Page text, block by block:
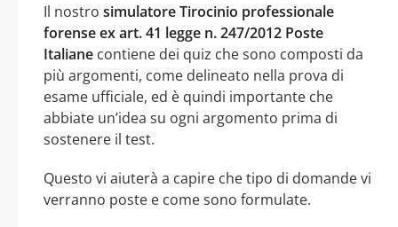
Il nostro simulatore Tirocinio professionale
forense ex art. 41 legge n. 247/2012 Poste
Italiane contiene dei quiz che sono composti da
più argomenti, come delineato nella prova di
esame ufficiale, ed è quindi importante che
abbiate un’idea su ogni argomento prima di
sostenere il test.
Questo vi aiuterà a capire che tipo di domande vi
verranno poste e come sono formulate.